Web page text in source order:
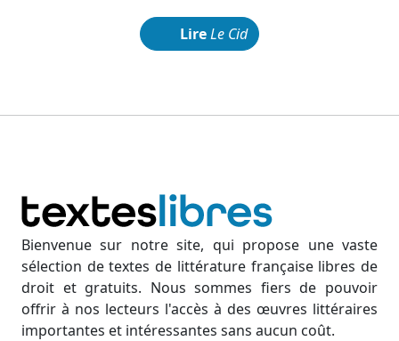
LireLe Cid
Bienvenue sur notre site, qui propose une vaste
sélection de textes de littérature française libres de
droit et gratuits. Nous sommes fiers de pouvoir
offrir à nos lecteurs l'accès à des œuvres littéraires
importantes et intéressantes sans aucun coût.